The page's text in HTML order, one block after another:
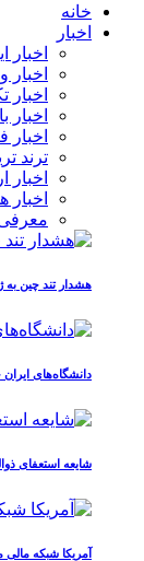
خانه
اخبار
اخبار
اخبار
اخبار
ترند
اخبار
هشدار تند چین به
دانشگاه‌های
شایعه استعفای
آمریکا شبکه مالی